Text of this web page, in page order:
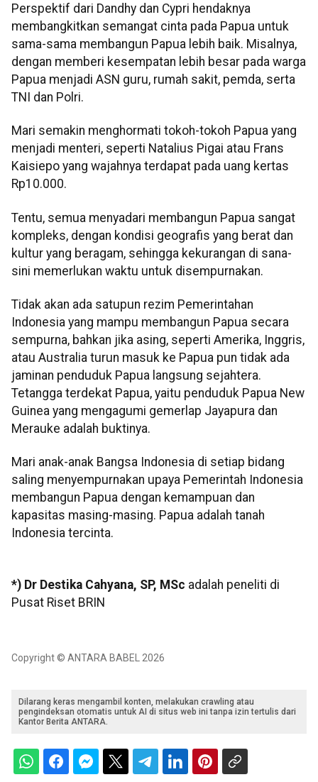
Perspektif dari Dandhy dan Cypri hendaknya
membangkitkan semangat cinta pada Papua untuk
sama-sama membangun Papua lebih baik. Misalnya,
dengan memberi kesempatan lebih besar pada warga
Papua menjadi ASN guru, rumah sakit, pemda, serta
TNI dan Polri.
Mari semakin menghormati tokoh-tokoh Papua yang
menjadi menteri, seperti Natalius Pigai atau Frans
Kaisiepo yang wajahnya terdapat pada uang kertas
Rp10.000.
Tentu, semua menyadari membangun Papua sangat
kompleks, dengan kondisi geografis yang berat dan
kultur yang beragam, sehingga kekurangan di sana-
sini memerlukan waktu untuk disempurnakan.
Tidak akan ada satupun rezim Pemerintahan
Indonesia yang mampu membangun Papua secara
sempurna, bahkan jika asing, seperti Amerika, Inggris,
atau Australia turun masuk ke Papua pun tidak ada
jaminan penduduk Papua langsung sejahtera.
Tetangga terdekat Papua, yaitu penduduk Papua New
Guinea yang mengagumi gemerlap Jayapura dan
Merauke adalah buktinya.
Mari anak-anak Bangsa Indonesia di setiap bidang
saling menyempurnakan upaya Pemerintah Indonesia
membangun Papua dengan kemampuan dan
kapasitas masing-masing. Papua adalah tanah
Indonesia tercinta.
*) Dr Destika Cahyana, SP, MSc adalah peneliti di
Pusat Riset BRIN
Copyright © ANTARA BABEL 2026
Dilarang keras mengambil konten, melakukan crawling atau
pengindeksan otomatis untuk AI di situs web ini tanpa izin tertulis dari
Kantor Berita ANTARA.